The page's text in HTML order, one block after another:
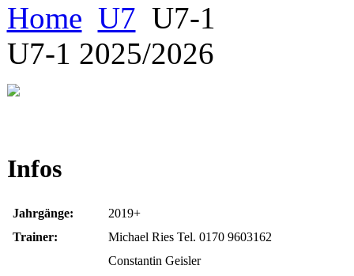
Home U7 U7-1
U7-1 2025/2026
Infos
Jahrgänge:
2019+
Trainer:
Michael Ries Tel. 0170 9603162
Constantin Geisler